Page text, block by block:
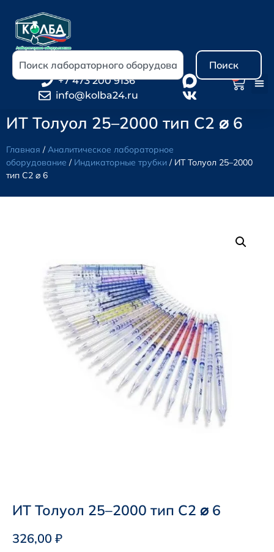
Поиск
+7 473 200 9136
info@kolba24.ru
ИТ Толуол 25–2000 тип С2 ⌀ 6
Главная /Аналитическое лабораторное
оборудование / Индикаторные трубки / ИТ Толуол 25–2000
тип С2 ⌀ 6
ИТ Толуол 25–2000 тип С2 ⌀ 6
326,00 ₽